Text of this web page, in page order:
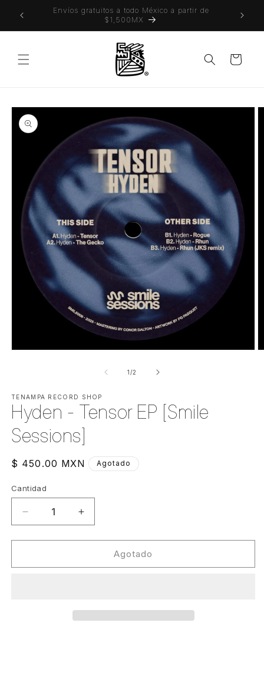
directamenteEnvíos gratuitos a todo México a partir de
$1,500MX
Carrito
directamente
a la
información
una
ventana
modal
1/de
2
TENAMPA RECORD SHOP
Hyden - Tensor EP [Smile
Sessions]
Precio
$ 450.00 MXN Agotado
Cantidad
Cantidad
Reducir
cantidad
para
-
Aumentar
cantidad
para
-
Agotado